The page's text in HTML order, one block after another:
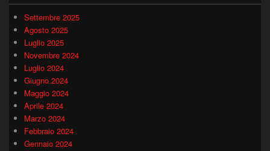
Settembre 2025
Agosto 2025
Luglio 2025
Novembre 2024
Luglio 2024
Giugno 2024
Maggio 2024
Aprile 2024
Marzo 2024
Febbraio 2024
Gennaio 2024